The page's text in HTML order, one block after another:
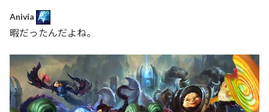
Anivia
暇だったんだよね。